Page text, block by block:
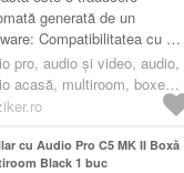
generată de un
Compatibilitatea cu mai
camere în trei căi asigură
MKII funcționează acum
pro, audio și video, audio,
acasă, multiroom, boxe
black
cu Audio Pro C5 MK II Boxă
Black 1 buc